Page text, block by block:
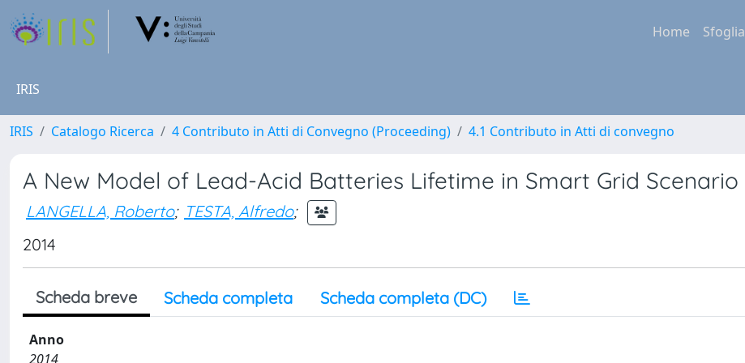
Home Sfoglia
IRIS
IRIS Catalogo Ricerca 4 Contributo in Atti di Convegno (Proceeding) 4.1 Contributo in Atti di convegno
A New Model of Lead-Acid Batteries Lifetime in Smart Grid Scenario
LANGELLA, Roberto; TESTA, Alfredo;
2014
Scheda breve Scheda completa Scheda completa (DC)
Anno
2014